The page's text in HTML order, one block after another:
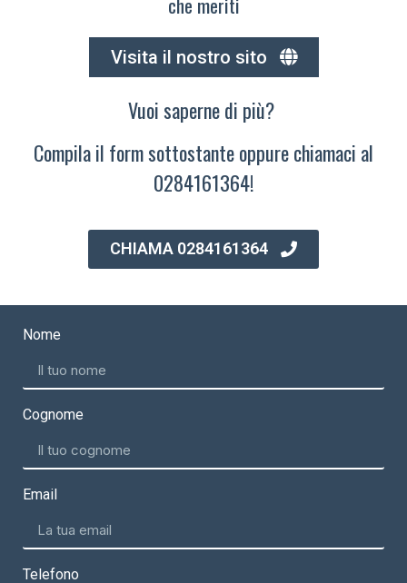
Visita il nostro sito
Vuoi saperne di più?
Compila il form sottostante oppure chiamaci al
0284161364!
CHIAMA 0284161364
Nome
Cognome
Email
Telefono